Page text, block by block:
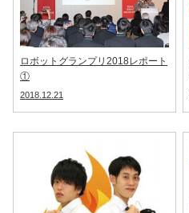
ロボットグランプリ2018レポート
①
2018.12.21